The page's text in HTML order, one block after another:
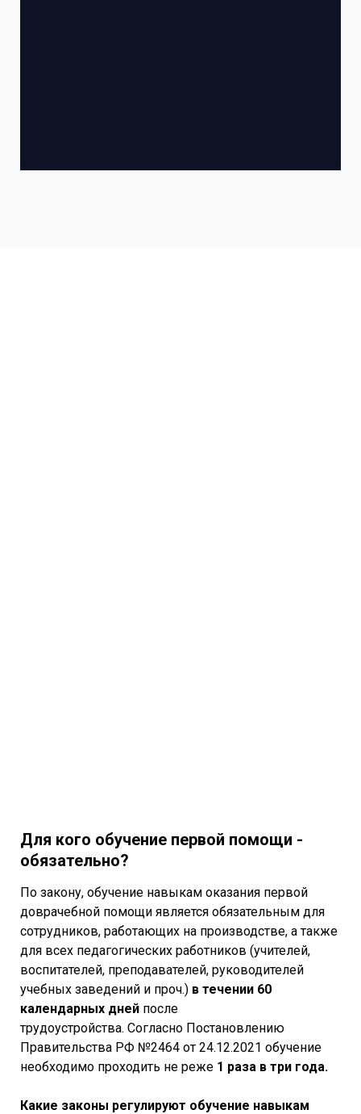
Для кого обучение первой помощи -
обязательно?
По закону, обучение навыкам оказания первой
доврачебной помощи является обязательным для
сотрудников, работающих на производстве, а также
для всех педагогических работников (учителей,
воспитателей, преподавателей, руководителей
учебных заведений и проч.) в течении 60
календарных дней после
трудоустройства. Согласно Постановлению
Правительства РФ №2464 от 24.12.2021 обучение
необходимо проходить не реже 1 раза в три года.
Какие законы регулируют обучение навыкам